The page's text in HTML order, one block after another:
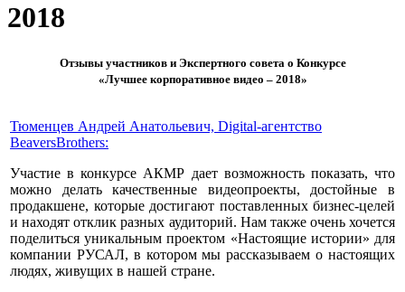
2018
Отзывы участников и Экспертного совета о Конкурсе
«Лучшее корпоративное видео – 2018»
Тюменцев Андрей Анатольевич, Digital-агентство
BeaversBrothers:
Участие в конкурсе АКМР дает возможность показать, что
можно делать качественные видеопроекты, достойные в
продакшене, которые достигают поставленных бизнес-целей
и находят отклик разных аудиторий. Нам также очень хочется
поделиться уникальным проектом «Настоящие истории» для
компании РУСАЛ, в котором мы рассказываем о настоящих
людях, живущих в нашей стране.